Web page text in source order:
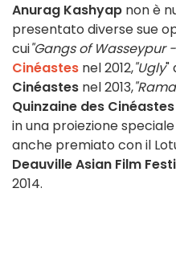
Anurag Kashyap non è
presentato diverse sue
cui"Gangs of Wasseypur
Cinéastes nel 2012,"Ugly"
Cinéastes nel 2013,
Quinzaine des Cinéastes
in una proiezione
anche premiato con il
Deauville Asian Film
2014.